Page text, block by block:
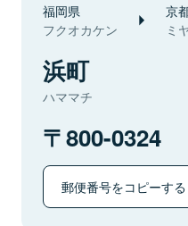
福岡県
フクオカケン
京
ミ
浜町
ハママチ
800-0324
郵便番号をコピーする